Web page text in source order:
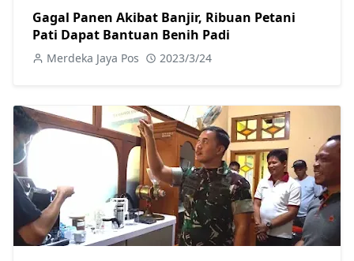
Gagal Panen Akibat Banjir, Ribuan Petani
Pati Dapat Bantuan Benih Padi
Merdeka Jaya Pos 2023/3/24